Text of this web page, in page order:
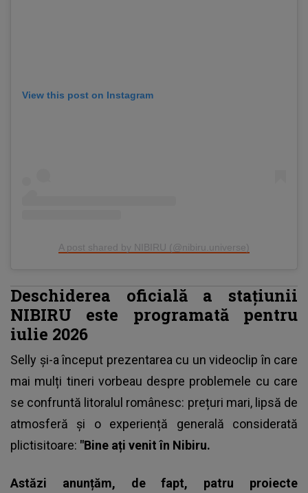
View this post on Instagram
A post shared by NIBIRU (@nibiru.universe)
Deschiderea oficială a stațiunii
NIBIRU este programată pentru
iulie 2026
Selly și-a început prezentarea cu un videoclip în care
mai mulți tineri vorbeau despre problemele cu care
se confruntă litoralul românesc: prețuri mari, lipsă de
atmosferă și o experiență generală considerată
plictisitoare: "Bine ați venit în Nibiru.
Astăzi anunțăm, de fapt, patru proiecte